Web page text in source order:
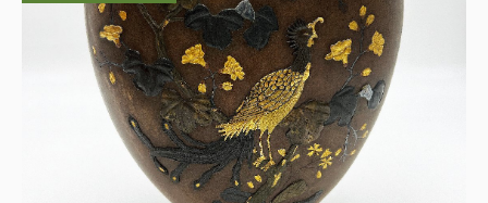
時代物 金銀象嵌 鳳凰図 花鳥紋 銅花器